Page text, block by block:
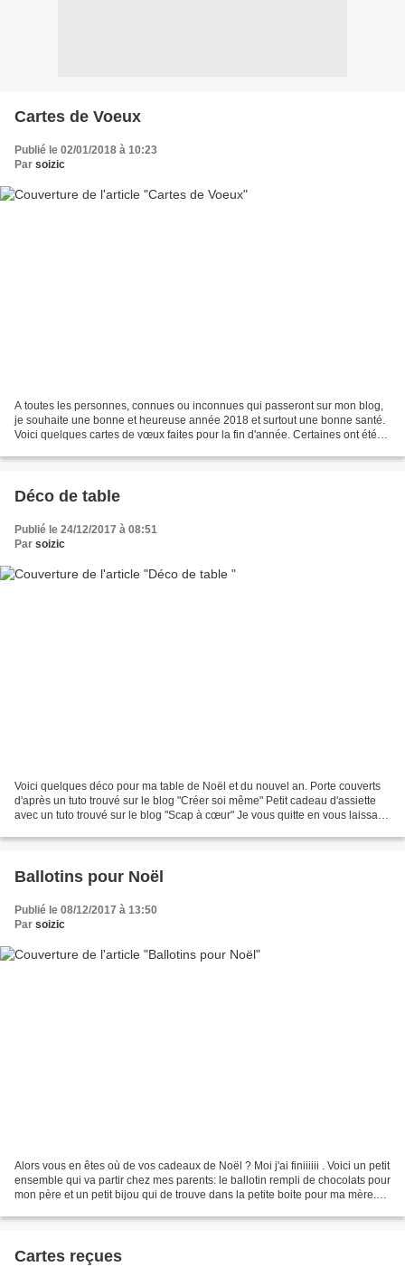
Cartes de Voeux
Publié le 02/01/2018 à 10:23
Par soizic
A toutes les personnes, connues ou inconnues qui passeront sur mon blog,
je souhaite une bonne et heureuse année 2018 et surtout une bonne santé.
Voici quelques cartes de vœux faites pour la fin d'année. Certaines ont été
Déco de table
Publié le 24/12/2017 à 08:51
Par soizic
Voici quelques déco pour ma table de Noël et du nouvel an. Porte couverts
d'après un tuto trouvé sur le blog "Créer soi même" Petit cadeau d'assiette
avec un tuto trouvé sur le blog "Scap à cœur" Je vous quitte en vous laissant
Ballotins pour Noël
Publié le 08/12/2017 à 13:50
Par soizic
Alors vous en êtes où de vos cadeaux de Noël ? Moi j'ai finiiiiii . Voici un petit
ensemble qui va partir chez mes parents: le ballotin rempli de chocolats pour
mon père et un petit bijou qui de trouve dans la petite boite pour ma mère.
Cartes reçues